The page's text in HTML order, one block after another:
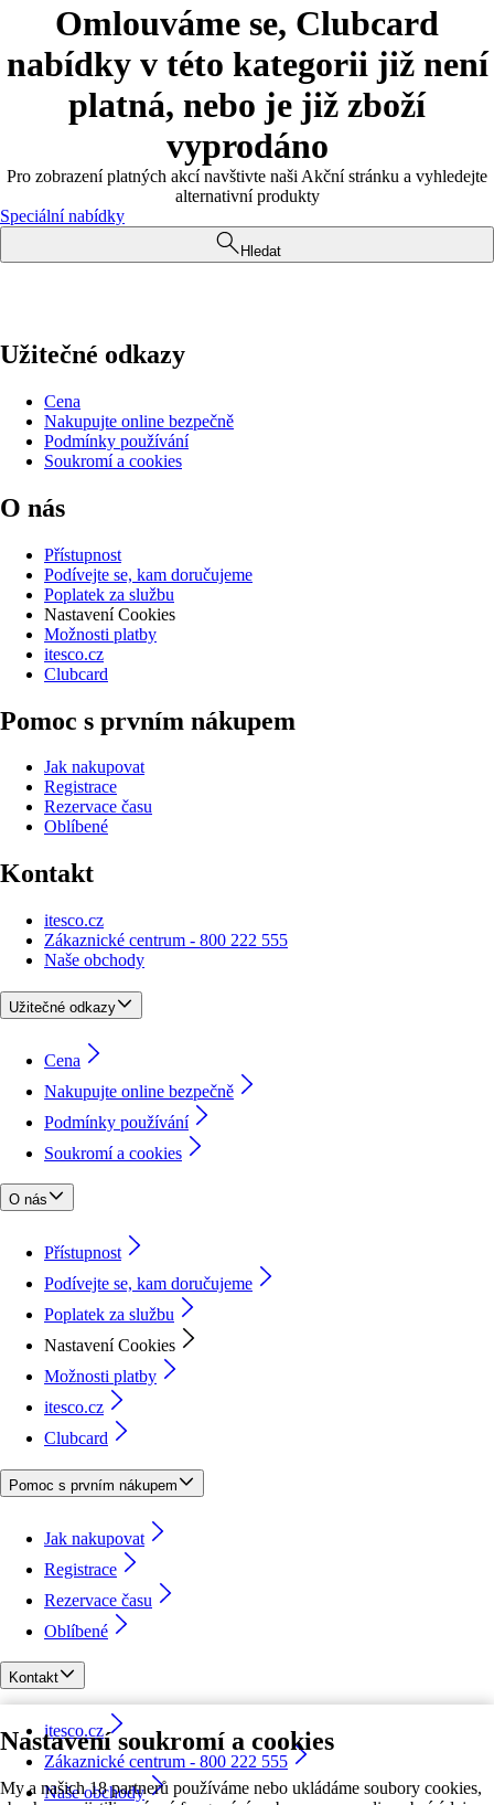
Nastavení soukromí a cookies
My a našich 18 partnerů používáme nebo ukládáme soubory cookies,
Omlouváme se, Clubcard
nabídky v této kategorii již není
platná, nebo je již zboží
vyprodáno
Pro zobrazení platných akcí navštivte naši Akční stránku a vyhledejte
alternativní produkty
Speciální nabídky
Hledat
Užitečné odkazy
Cena
Nakupujte online bezpečně
Podmínky používání
Soukromí a cookies
O nás
Přístupnost
Podívejte se, kam doručujeme
Poplatek za službu
Nastavení Cookies
Možnosti platby
itesco.cz
Clubcard
Pomoc s prvním nákupem
Jak nakupovat
Registrace
Rezervace času
Oblíbené
Kontakt
itesco.cz
Zákaznické centrum - 800 222 555
Naše obchody
Užitečné odkazy
Cena
Nakupujte online bezpečně
Podmínky používání
Soukromí a cookies
O nás
Přístupnost
Podívejte se, kam doručujeme
Poplatek za službu
Nastavení Cookies
Možnosti platby
itesco.cz
Clubcard
Pomoc s prvním nákupem
Jak nakupovat
Registrace
Rezervace času
Oblíbené
Kontakt
itesco.cz
Zákaznické centrum - 800 222 555
Naše obchody